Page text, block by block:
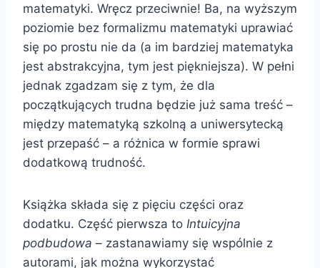
matematyki. Wręcz przeciwnie! Ba, na wyższym
poziomie bez formalizmu matematyki uprawiać
się po prostu nie da (a im bardziej matematyka
jest abstrakcyjna, tym jest piękniejsza). W pełni
jednak zgadzam się z tym, że dla
początkujących trudna będzie już sama treść –
między matematyką szkolną a uniwersytecką
jest przepaść – a różnica w formie sprawi
dodatkową trudność.
Książka składa się z pięciu części oraz
dodatku. Część pierwsza to Intuicyjna
podbudowa – zastanawiamy się wspólnie z
autorami, jak można wykorzystać